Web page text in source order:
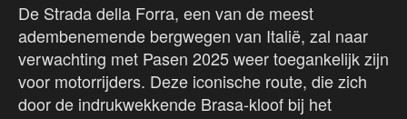
De Strada della Forra, een van de meest
adembenemende bergwegen van Italië, zal naar
verwachting met Pasen 2025 weer toegankelijk zijn
voor motorrijders. Deze iconische route, die zich
door de indrukwekkende Brasa-kloof bij het